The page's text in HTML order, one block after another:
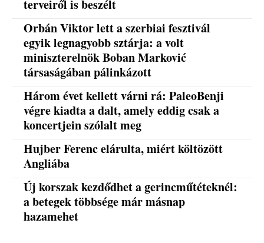
terveiről is beszélt
Orbán Viktor lett a szerbiai fesztivál
egyik legnagyobb sztárja: a volt
miniszterelnök Boban Marković
társaságában pálinkázott
Három évet kellett várni rá: PaleoBenji
végre kiadta a dalt, amely eddig csak a
koncertjein szólalt meg
Hujber Ferenc elárulta, miért költözött
Angliába
Új korszak kezdődhet a gerincműtéteknél:
a betegek többsége már másnap
hazamehet